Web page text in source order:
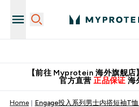
【前往 Myprotein 海外旗舰店
官方直营 正品保证 海
Home Engage投入系列男士内搭短袖T